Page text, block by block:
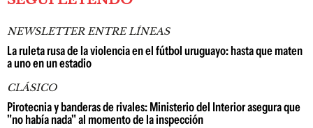
NEWSLETTER ENTRE LÍNEAS
La ruleta rusa de la violencia en el fútbol uruguayo: hasta que maten
a uno en un estadio
CLÁSICO
Pirotecnia y banderas de rivales: Ministerio del Interior asegura que
"no había nada" al momento de la inspección